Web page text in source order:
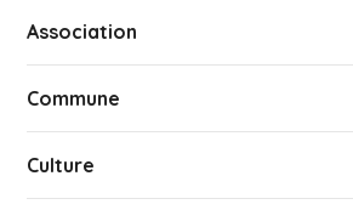
Association
Commune
Culture